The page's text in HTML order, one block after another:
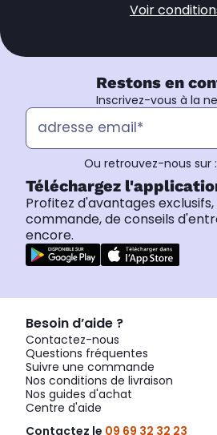
Voir
Restons en
Inscrivez-vous à la
Ou retrouvez-nous sur :
Téléchargez
Profitez d'avantages
commande, de conseils
encore.
Besoin d’aide ?
Contactez-nous
Questions fréquentes
Suivre une commande
Nos conditions de livraison
Nos guides d'achat
Centre d'aide
Contactez le 09 69 32 32 23